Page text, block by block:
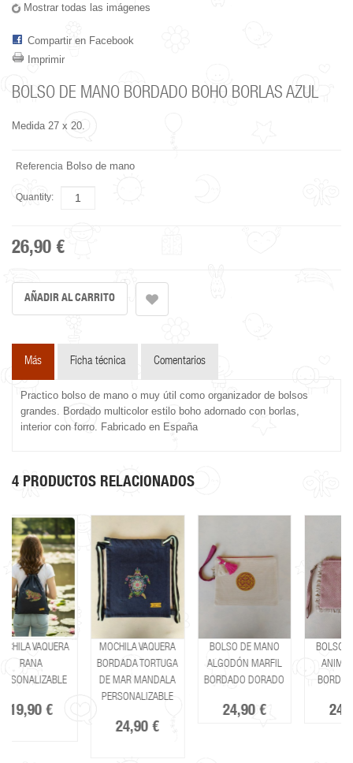
Mostrar todas las imágenes
Compartir en Facebook
Imprimir
BOLSO DE MANO BORDADO BOHO BORLAS AZUL
Medida 27 x 20.
Referencia Bolso de mano
Quantity:
26,90 €
Más Ficha técnica Comentarios
Practico bolso de mano o muy útil como organizador de bolsos
grandes. Bordado multicolor estilo boho adornado con borlas,
interior con forro. Fabricado en España
4 PRODUCTOS RELACIONADOS
MOCHILA VAQUERA
BORDADA TORTUGA
DE MAR MANDALA
PERSONALIZABLE
BOLSO DE MANO
ALGODÓN MARFIL
BORDADO DORADO
BOLSO DE MANO
ANIMAL PRINT
BORDADO ROSA
24,90 €